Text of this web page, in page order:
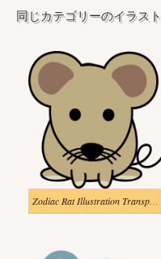
同じカテゴリーのイラスト
Zodiac Rat Illustration Transparent